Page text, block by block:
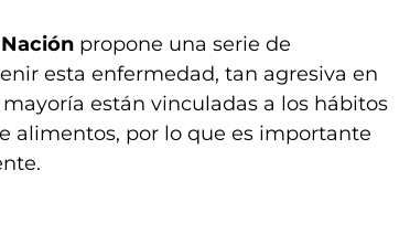
propone una serie de
esta enfermedad, tan agresiva en
están vinculadas a los hábitos
alimentos, por lo que es importante